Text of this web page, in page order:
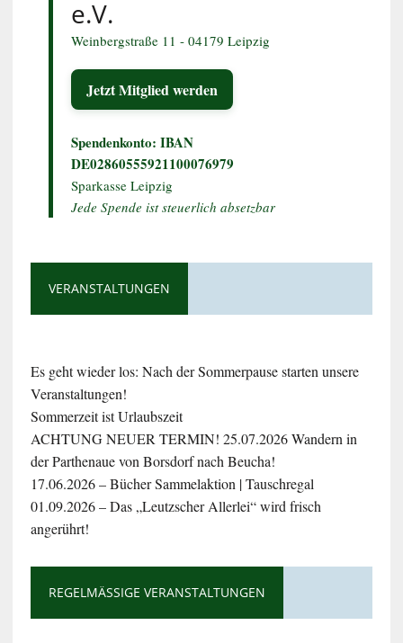
e.V.
Weinbergstraße 11 - 04179 Leipzig
Jetzt Mitglied werden
Spendenkonto: IBAN
DE02860555921100076979
Sparkasse Leipzig
Jede Spende ist steuerlich absetzbar
VERANSTALTUNGEN
Es geht wieder los: Nach der Sommerpause starten unsere
Veranstaltungen!
Sommerzeit ist Urlaubszeit
ACHTUNG NEUER TERMIN! 25.07.2026 Wandern in
der Parthenaue von Borsdorf nach Beucha!
17.06.2026 – Bücher Sammelaktion | Tauschregal
01.09.2026 – Das „Leutzscher Allerlei“ wird frisch
angerührt!
REGELMÄSSIGE VERANSTALTUNGEN